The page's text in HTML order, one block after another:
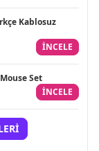
Kablosuz
INCELE
Set
INCELE